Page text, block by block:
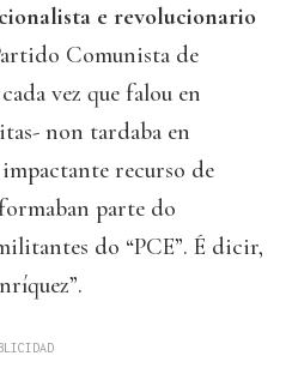
e revolucionario
Comunista de
vez que falou en
non tardaba en
recurso de
parte do
do “PCE”. É dicir,